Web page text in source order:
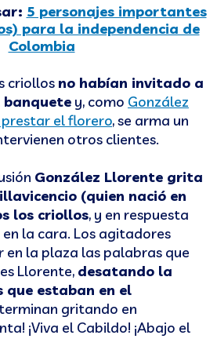
5 personajes importantes
para la independencia de
Colombia
criollos no habían invitado a
banquete y, como González
el florero, se arma un
otros clientes.
González Llorente grita
(quien nació en
los criollos, y en respuesta
la cara. Los agitadores
en la plaza las palabras que
Llorente, desatando la
estaban en el
gritando en
¡Viva el Cabildo! ¡Abajo el